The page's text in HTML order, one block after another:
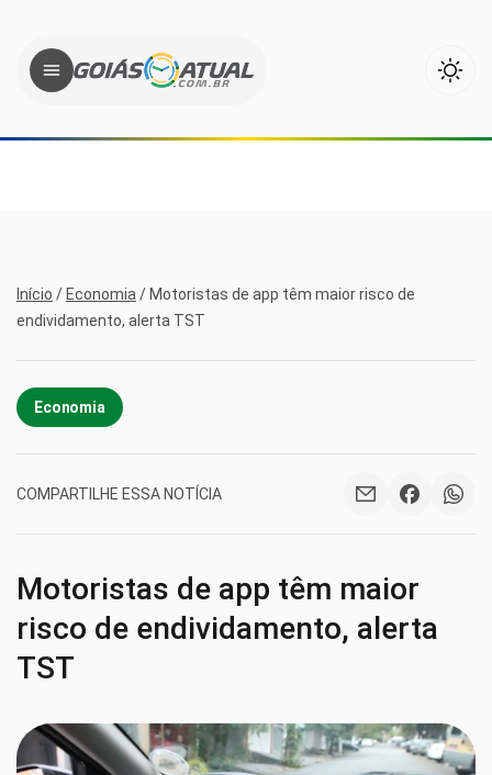
Início / Economia / Motoristas de app têm maior risco de
endividamento, alerta TST
Economia
COMPARTILHE ESSA NOTÍCIA
Motoristas de app têm maior
risco de endividamento, alerta
TST